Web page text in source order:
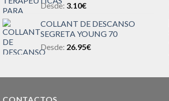
Desde: 3.10€
COLLANT DE DESCANSO
SEGRETA YOUNG 70
Desde: 26.95€